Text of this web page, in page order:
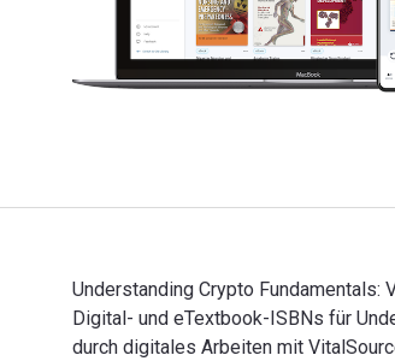
Understanding Crypto
Digital- und eTextbook-ISBNs für
durch digitales Arbeiten mit